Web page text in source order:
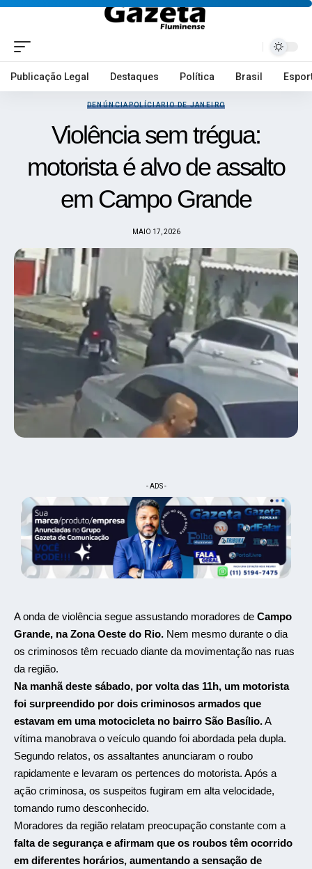
Publicação Legal Destaques Política Brasil
DENÚNCIAPOLÍCIARIO DE JANEIRO
Violência sem trégua:
motorista é alvo de assalto
em Campo Grande
MAIO 17, 2026
- ADS -
A onda de violência segue assustando moradores de Campo
Grande, na Zona Oeste do Rio. Nem mesmo durante o dia
os criminosos têm recuado diante da movimentação nas ruas
da região.
Na manhã deste sábado, por volta das 11h, um motorista
foi surpreendido por dois criminosos armados que
estavam em uma motocicleta no bairro São Basílio.A
vítima manobrava o veículo quando foi abordada pela dupla.
Segundo relatos, os assaltantes anunciaram o roubo
rapidamente e levaram os pertences do motorista. Após a
ação criminosa, os suspeitos fugiram em alta velocidade,
tomando rumo desconhecido.
Moradores da região relatam preocupação constante com a
falta de segurança e afirmam que os roubos têm ocorrido
em diferentes horários, aumentando a sensação de